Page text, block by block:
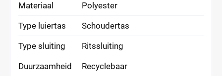
Materiaal Polyester
Type luiertas Schoudertas
Type sluiting Ritssluiting
Duurzaamheid Recyclebaar